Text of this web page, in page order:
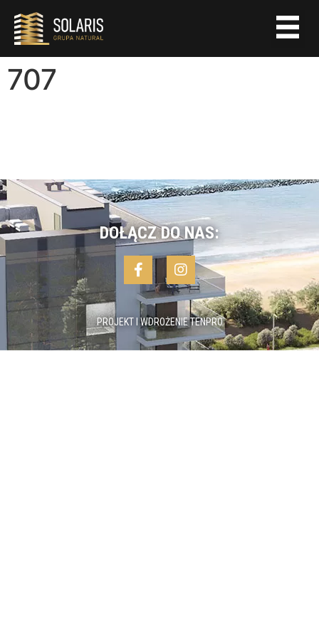
707
DOŁĄCZ DO NAS:
PROJEKT I WDROŻENIETENPRO